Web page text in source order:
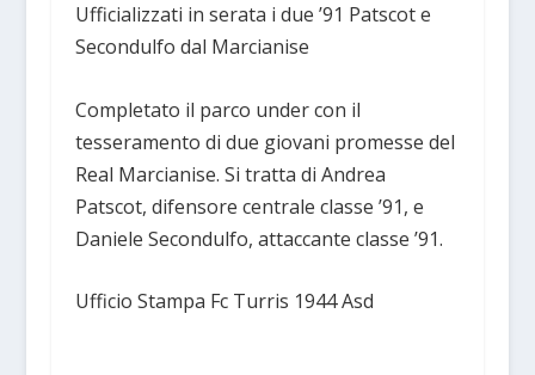
Ufficializzati in serata i due ’91 Patscot e
Secondulfo dal Marcianise
Completato il parco under con il
tesseramento di due giovani promesse del
Real Marcianise. Si tratta di Andrea
Patscot, difensore centrale classe ’91, e
Daniele Secondulfo, attaccante classe ’91.
Ufficio Stampa Fc Turris 1944 Asd